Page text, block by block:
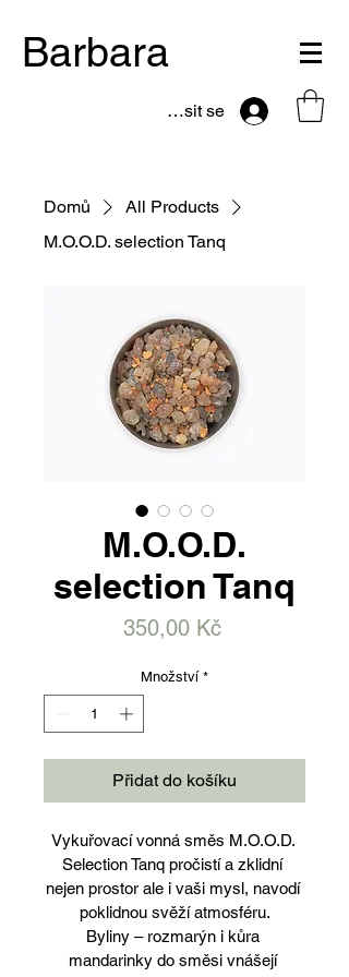
Barbara
Přihlásit se
Domů
All Products
M.O.O.D. selection Tanq
M.O.O.D.
selection Tanq
350,00 KčCena
Množství *
Přidat do košíku
Vykuřovací vonná směs M.O.O.D.
Selection Tanq pročistí a zklidní
nejen prostor ale i vaši mysl, navodí
poklidnou svěží atmosféru.
Byliny – rozmarýn i kůra
mandarinky do směsi vnášejí